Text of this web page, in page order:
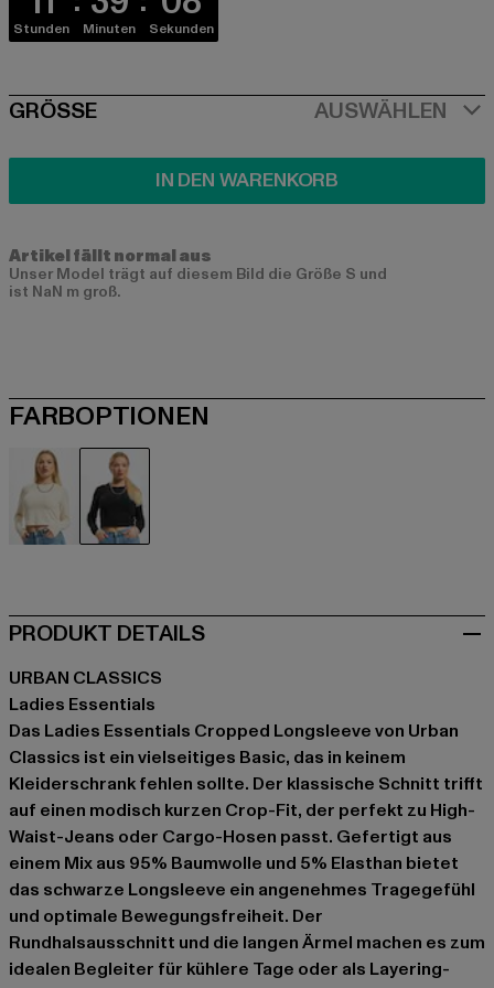
Stunden Minuten Sekunden
SIZE
GRÖSSE AUSWÄHLEN
IN DEN WARENKORB
Artikel fällt normal aus
Unser Model trägt auf diesem Bild die Größe S und
ist NaN m groß.
FARBOPTIONEN
PRODUKT DETAILS
URBAN CLASSICS
Ladies Essentials
Das Ladies Essentials Cropped Longsleeve von Urban
Classics ist ein vielseitiges Basic, das in keinem
Kleiderschrank fehlen sollte. Der klassische Schnitt trifft
auf einen modisch kurzen Crop-Fit, der perfekt zu High-
Waist-Jeans oder Cargo-Hosen passt. Gefertigt aus
einem Mix aus 95% Baumwolle und 5% Elasthan bietet
das schwarze Longsleeve ein angenehmes Tragegefühl
und optimale Bewegungsfreiheit. Der
Rundhalsausschnitt und die langen Ärmel machen es zum
idealen Begleiter für kühlere Tage oder als Layering-